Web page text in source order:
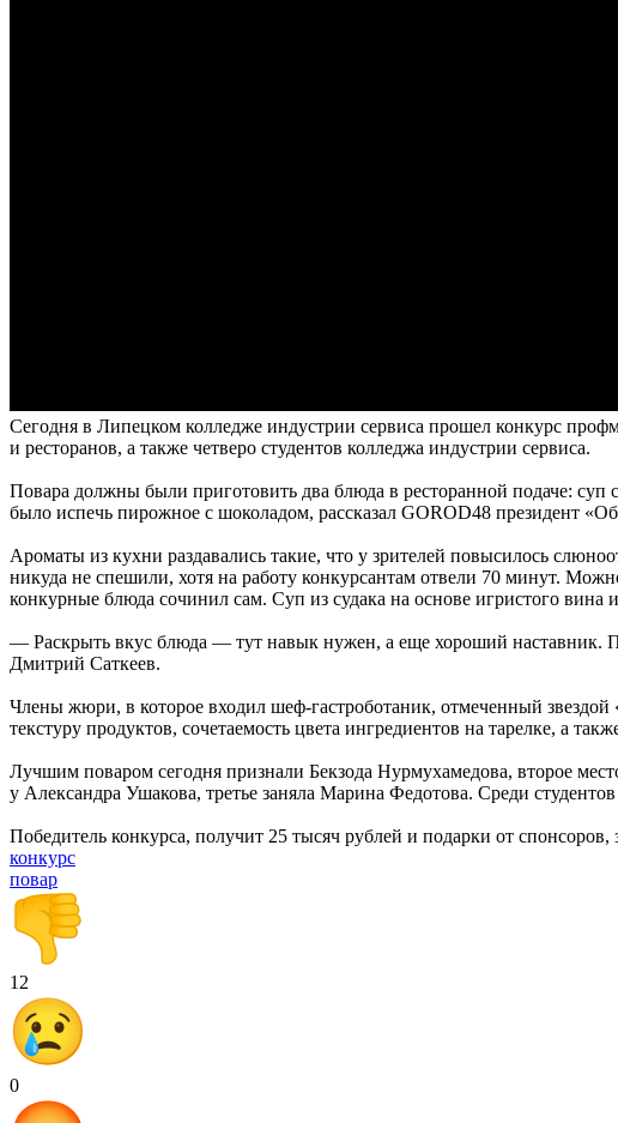
Сегодня в Липецком колледже индустрии сервиса прошел конкурс
и ресторанов, а также четверо студентов колледжа индустрии сервиса.
Повара должны были приготовить два блюда в ресторанной подаче:
было испечь пирожное с шоколадом, рассказал GOROD48 президент
Ароматы из кухни раздавались такие, что у зрителей повысилось
никуда не спешили, хотя на работу конкурсантам отвели 70 минут.
конкурные блюда сочинил сам. Суп из судака на основе игристого
— Раскрыть вкус блюда — тут навык нужен, а еще хороший наставник.
Дмитрий Саткеев.
Члены жюри, в которое входил шеф-гастроботаник, отмеченный
текстуру продуктов, сочетаемость цвета ингредиентов на тарелке, а
Лучшим поваром сегодня признали Бекзода Нурмухамедова, второе
у Александра Ушакова, третье заняла Марина Федотова. Среди
Победитель конкурса, получит 25 тысяч рублей и подарки от
конкурс
повар
12
0